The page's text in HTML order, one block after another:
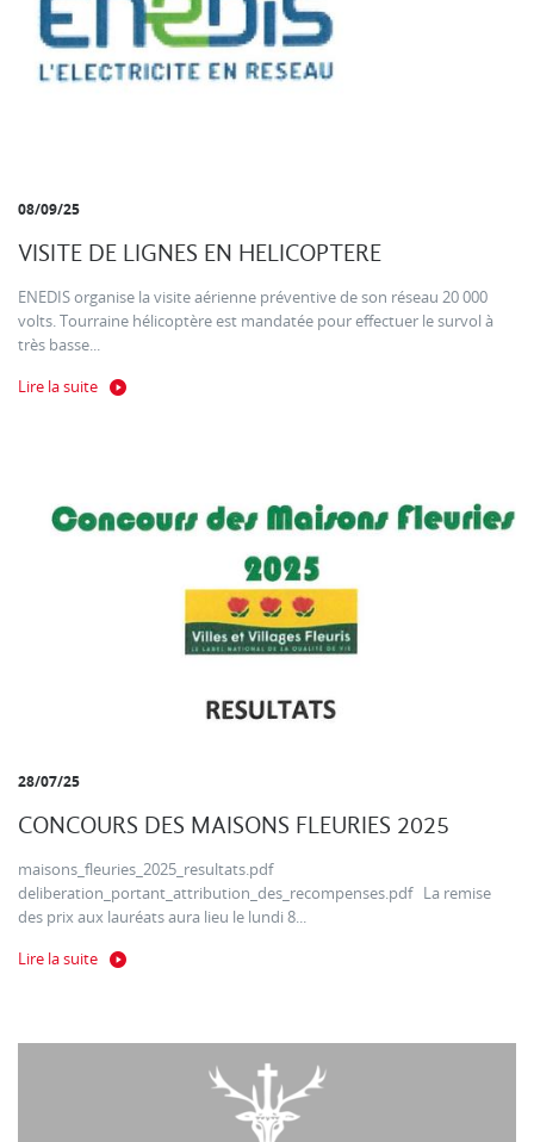
08/09/25
VISITE DE LIGNES EN HELICOPTERE
ENEDIS organise la visite aérienne préventive de son réseau 20 000
volts. Tourraine hélicoptère est mandatée pour effectuer le survol à
très basse...
Lire la suite
28/07/25
CONCOURS DES MAISONS FLEURIES 2025
maisons_fleuries_2025_resultats.pdf
deliberation_portant_attribution_des_recompenses.pdf La remise
des prix aux lauréats aura lieu le lundi 8...
Lire la suite